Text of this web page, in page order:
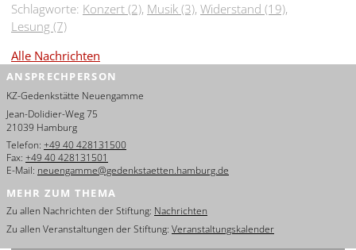
Schlagworte: Konzert (2), Musik (3), Widerstand (19),
Lesung (7)
Alle Nachrichten
ANSPRECHPERSON
KZ-Gedenkstätte Neuengamme
Jean-Dolidier-Weg 75
21039 Hamburg
Telefon: +49 40 428131500
Fax: +49 40 428131501
E-Mail: neuengamme@gedenkstaetten.hamburg.de
MEHR ZUM THEMA
Zu allen Nachrichten der Stiftung: Nachrichten
Zu allen Veranstaltungen der Stiftung: Veranstaltungskalender